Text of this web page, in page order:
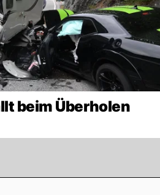
beim Überholen